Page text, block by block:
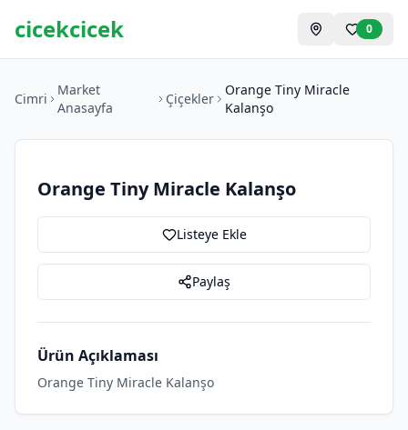
cicekcicek 0
Cimri
Market
Anasayfa
Çiçekler
Orange Tiny Miracle
Kalanşo
Orange Tiny Miracle Kalanşo
Listeye Ekle
Paylaş
Ürün Açıklaması
Orange Tiny Miracle Kalanşo